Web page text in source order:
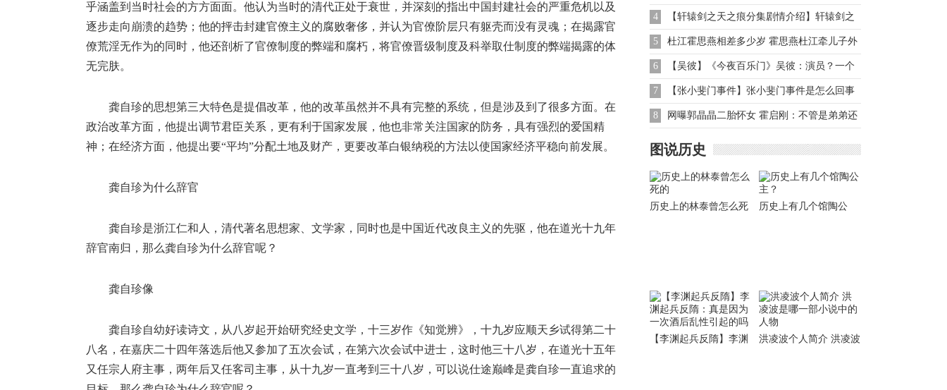
乎涵盖到当时社会的方方面面。他认为当时的清代正处于衰世，并深刻的指出中国封建社会的严重危机以及
逐步走向崩溃的趋势；他的抨击封建官僚主义的腐败奢侈，并认为官僚阶层只有躯壳而没有灵魂；在揭露官
僚荒淫无作为的同时，他还剖析了官僚制度的弊端和腐朽，将官僚晋级制度及科举取仕制度的弊端揭露的体
无完肤。
龚自珍的思想第三大特色是提倡改革，他的改革虽然并不具有完整的系统，但是涉及到了很多方面。在
政治改革方面，他提出调节君臣关系，更有利于国家发展，他也非常关注国家的防务，具有强烈的爱国精
神；在经济方面，他提出要“平均”分配土地及财产，更要改革白银纳税的方法以使国家经济平稳向前发展。
龚自珍为什么辞官
龚自珍是浙江仁和人，清代著名思想家、文学家，同时也是中国近代改良主义的先驱，他在道光十九年
辞官南归，那么龚自珍为什么辞官呢？
龚自珍像
龚自珍自幼好读诗文，从八岁起开始研究经史文学，十三岁作《知觉辨》，十九岁应顺天乡试得第二十
八名，在嘉庆二十四年落选后他又参加了五次会试，在第六次会试中进士，这时他三十八岁，在道光十五年
又任宗人府主事，两年后又任客司主事，从十九岁一直考到三十八岁，可以说仕途巅峰是龚自珍一直追求的
4 【轩辕剑之天之痕分集剧情介绍】轩辕剑之
天之痕分集剧情介绍
5 杜江霍思燕相差多少岁 霍思燕杜江牵儿子外
出
6 【吴彼】《今夜百乐门》吴彼：演员？一个
自我欺骗的人
7 【张小斐门事件】张小斐门事件是怎么回事
始末真相
8 网曝郭晶晶二胎怀女 霍启刚：不管是弟弟还
是妹妹 我们都很感恩
图说历史
历史上的林泰曾怎么死
历史上有几个馆陶公
【李渊起兵反隋】李渊
洪凌波个人简介 洪凌波